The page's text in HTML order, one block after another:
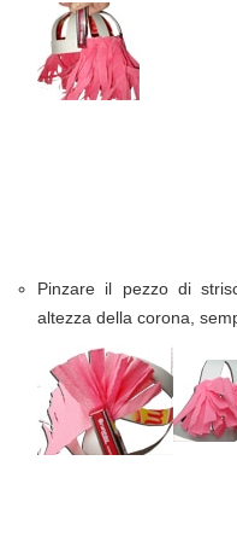
Pinzare il pezzo di
altezza della corona,